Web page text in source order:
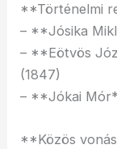
**Történelmi
– **Jósika
– **Eötvös
(1847)
– **Jókai
**Közös